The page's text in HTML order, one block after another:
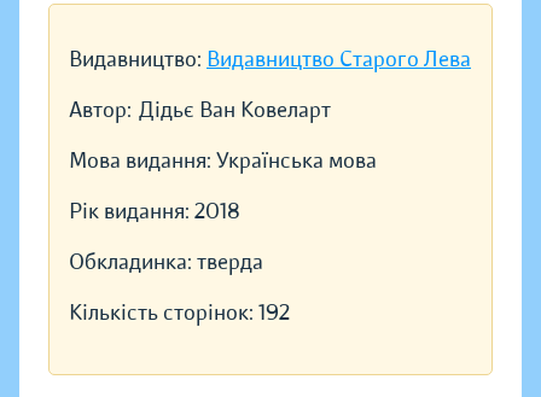
Видавництво: Видавництво Старого Лева
Автор: Дідьє Ван Ковеларт
Мова видання: Українська мова
Рік видання: 2018
Обкладинка: тверда
Кількість сторінок: 192